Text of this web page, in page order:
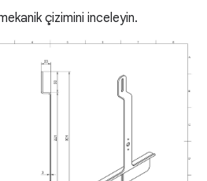
çizimini inceleyin.